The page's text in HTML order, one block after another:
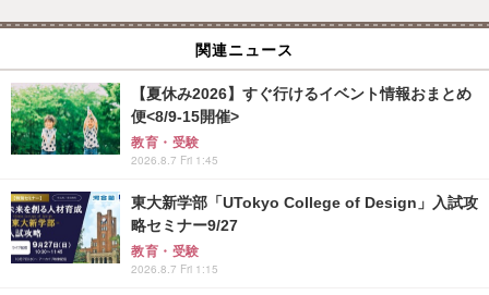
関連ニュース
【夏休み2026】すぐ行けるイベント情報おまとめ
便<8/9-15開催>
教育・受験
2026.8.7 Fri 1:45
東大新学部「UTokyo College of Design」入試攻
略セミナー9/27
教育・受験
2026.8.7 Fri 1:15